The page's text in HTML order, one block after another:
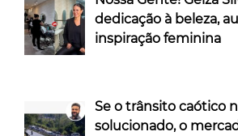
dedicação à beleza,
inspiração feminina
Se o trânsito caótico
solucionado, o